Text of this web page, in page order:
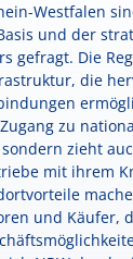
Westfalen
und der
gefragt. Die
die
zu
zieht
mit ihrem
und Käufer,